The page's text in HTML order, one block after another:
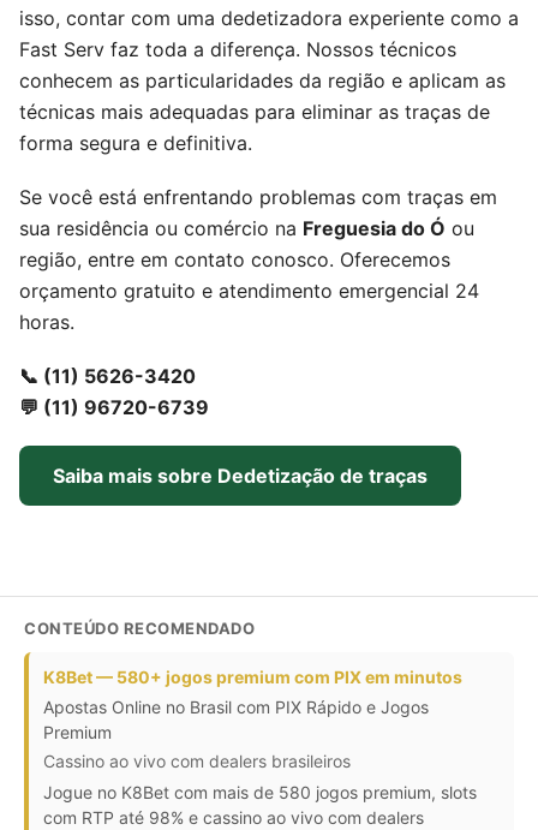
isso, contar com uma dedetizadora experiente como a
Fast Serv faz toda a diferença. Nossos técnicos
conhecem as particularidades da região e aplicam as
técnicas mais adequadas para eliminar as traças de
forma segura e definitiva.
Se você está enfrentando problemas com traças em
sua residência ou comércio na Freguesia do Ó ou
região, entre em contato conosco. Oferecemos
orçamento gratuito e atendimento emergencial 24
horas.
📞 (11) 5626-3420
💬 (11) 96720-6739
Saiba mais sobre Dedetização de traças
CONTEÚDO RECOMENDADO
K8Bet — 580+ jogos premium com PIX em minutos
Apostas Online no Brasil com PIX Rápido e Jogos
Premium
Cassino ao vivo com dealers brasileiros
Jogue no K8Bet com mais de 580 jogos premium, slots
com RTP até 98% e cassino ao vivo com dealers